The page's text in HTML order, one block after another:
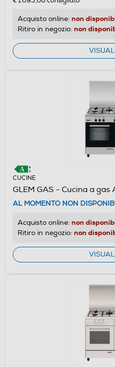
Acquisto online: non
Ritiro in negozio: non
CUCINE
GLEM GAS - Cucina a
AL MOMENTO NON
Acquisto online: non
Ritiro in negozio: non